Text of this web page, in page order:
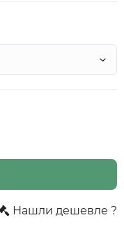
Нашли дешевле ?